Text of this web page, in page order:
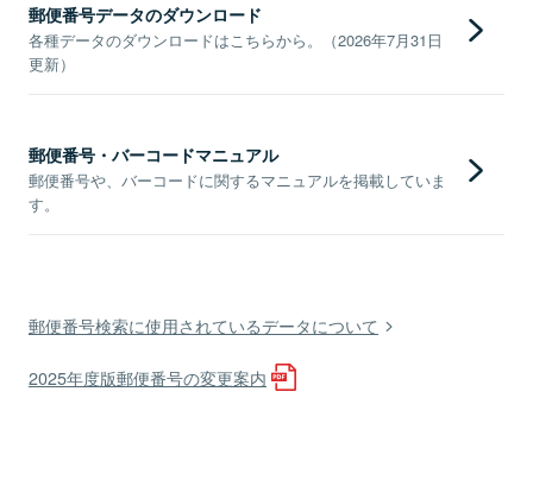
郵便番号データのダウンロード
各種データのダウンロードはこちらから。（2026年7月31日
更新）
郵便番号・バーコードマニュアル
郵便番号や、バーコードに関するマニュアルを掲載していま
す。
郵便番号検索に使用されているデータについて
2025年度版郵便番号の変更案内